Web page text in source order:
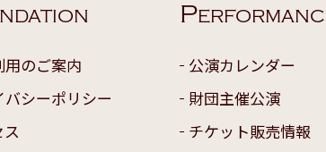
用のご案内
バシーポリシー
P
公演カレンダー
財団主催公演
チケット販売情報